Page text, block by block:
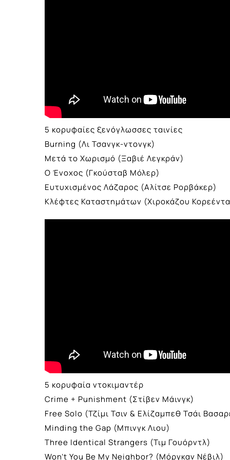
5 κορυφαίες ξενόγλωσσες ταινίες
Burning (Λι Τσανγκ-ντονγκ)
Μετά το Χωρισμό (Ξαβιέ Λεγκράν)
Ο Ένοχος (Γκούσταβ Μόλερ)
Ευτυχισμένος Λάζαρος (Αλίτσε Ρορβάκερ)
Κλέφτες Καταστημάτων (Χιροκάζου
5 κορυφαία ντοκιμαντέρ
Crime + Punishment (Στίβεν Μάινγκ)
Free Solo (Τζίμι Τσιν & Ελίζαμπεθ Τσάι
Minding the Gap (Μπινγκ Λιου)
Three Identical Strangers (Τιμ Γουόρντλ)
Won’t You Be My Neighbor? (Μόργκαν Νέβιλ)